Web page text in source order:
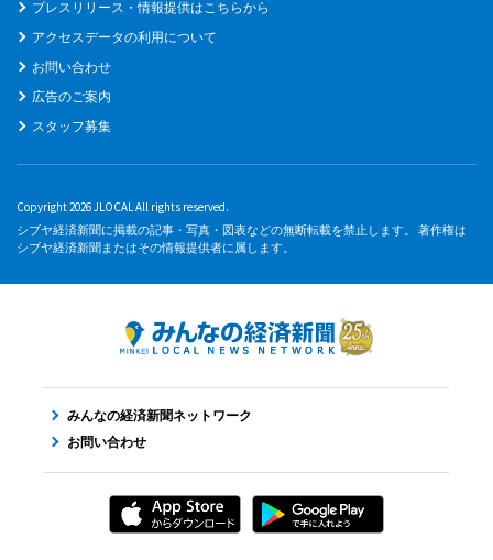
プレスリリース・情報提供はこちらから
アクセスデータの利用について
お問い合わせ
広告のご案内
スタッフ募集
Copyright 2026 JLOCAL All rights reserved.
シブヤ経済新聞に掲載の記事・写真・図表などの無断転載を禁止します。 著作権は
シブヤ経済新聞またはその情報提供者に属します。
みんなの経済新聞ネットワーク
お問い合わせ